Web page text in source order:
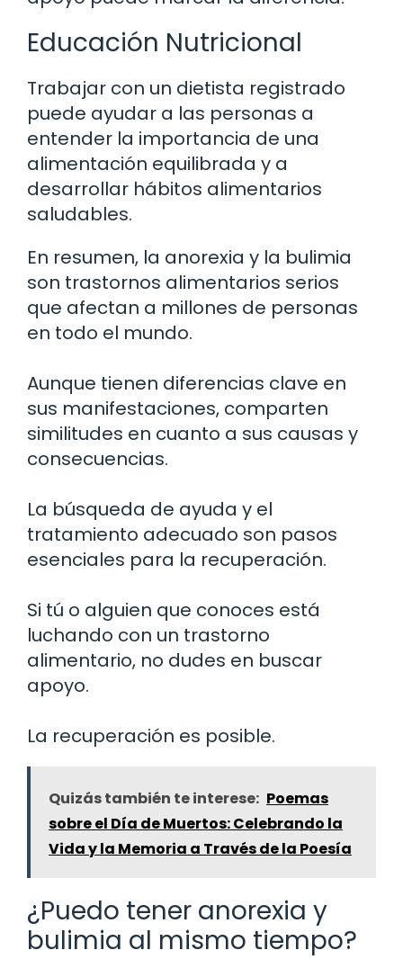
Educación Nutricional
Trabajar con un dietista registrado
puede ayudar a las personas a
entender la importancia de una
alimentación equilibrada y a
desarrollar hábitos alimentarios
saludables.
En resumen, la anorexia y la bulimia
son trastornos alimentarios serios
que afectan a millones de personas
en todo el mundo.
Aunque tienen diferencias clave en
sus manifestaciones, comparten
similitudes en cuanto a sus causas y
consecuencias.
La búsqueda de ayuda y el
tratamiento adecuado son pasos
esenciales para la recuperación.
Si tú o alguien que conoces está
luchando con un trastorno
alimentario, no dudes en buscar
apoyo.
La recuperación es posible.
Quizás también te interese: Poemas
sobre el Día de Muertos: Celebrando la
Vida y la Memoria a Través de la Poesía
¿Puedo tener anorexia y
bulimia al mismo tiempo?